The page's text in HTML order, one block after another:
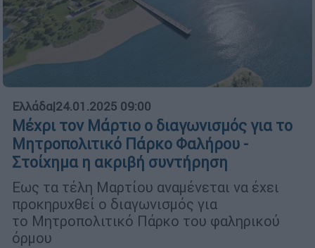
Ελλάδα|24.01.2025 09:00
Μέχρι τον Μάρτιο ο διαγωνισμός για το
Μητροπολιτικό Πάρκο Φαλήρου -
Στοίχημα η ακριβή συντήρηση
Εως τα τέλη Μαρτίου αναμένεται να έχει
προκηρυχθεί ο διαγωνισμός για
το Μητροπολιτικό Πάρκο του φαληρικού
όρμου